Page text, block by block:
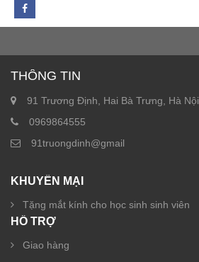
THÔNG TIN
91 Trương Định, Hai Bà Trưng, Hà Nội
0969864555
91truongdinh@gmail
KHUYẾN MẠI
Tặng mắt kính cho học sinh sinh viên
HỖ TRỢ
Giao hàng